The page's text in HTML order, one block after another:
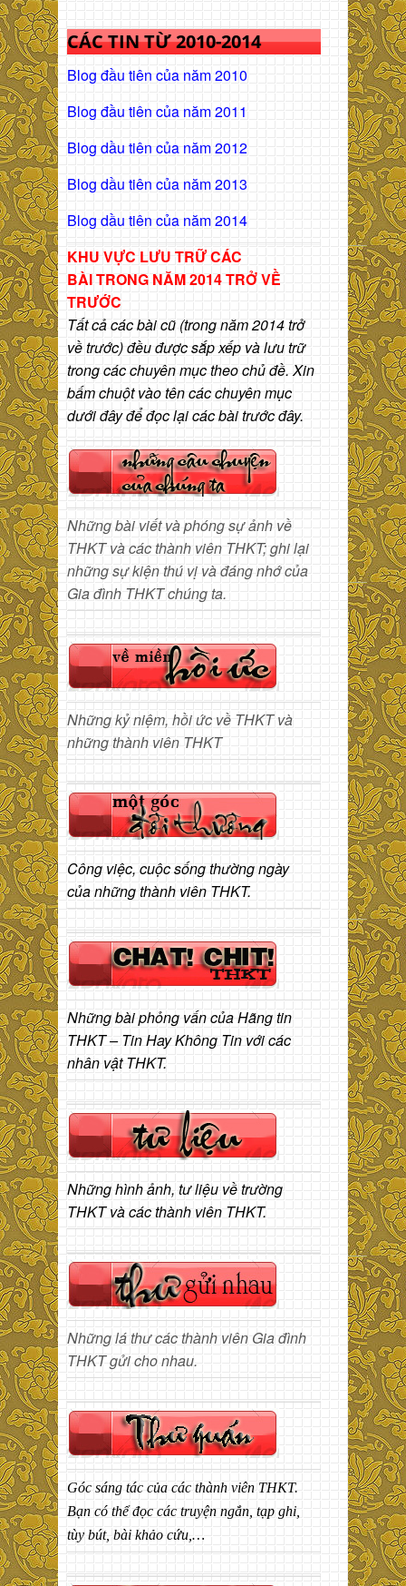
CÁC TIN TỪ 2010-2014
Blog đầu tiên của năm 2010
Blog đầu tiên của năm 2011
Blog dầu tiên của năm 2012
Blog dầu tiên của năm 2013
Blog dầu tiên của năm 2014
KHU VỰC LƯU TRỮ CÁC
BÀITRONG NĂM 2014 TRỞ VỀ
TRƯỚC
Tất cả các bài cũ (trong năm 2014 trở
về trước) đều được sắp xếp và lưu trữ
trong các chuyên mục theo chủ đề. Xin
bấm chuột vào tên các chuyên mục
dưới đây để đọc lại các bài trước đây.
Những bài viết và phóng sự ảnh về
THKT và các thành viên THKT; ghi lại
những sự kiện thú vị và đáng nhớ của
Gia đình THKT chúng ta.
Những kỷ niệm, hồi ức về THKT và
những thành viên THKT
Công việc, cuộc sống thường ngày
của những thành viên THKT.
Những bài phỏng vấn của Hãng tin
THKT – Tin Hay Không Tin với các
nhân vật THKT.
Những hình ảnh, tư liệu về trường
THKT và các thành viên THKT.
Những lá thư các thành viên Gia đình
THKT gửi cho nhau.
Góc sáng tác của các thành viên THKT.
Bạn có thể đọc các truyện ngắn, tạp ghi,
tùy bút, bài khảo cứu,…